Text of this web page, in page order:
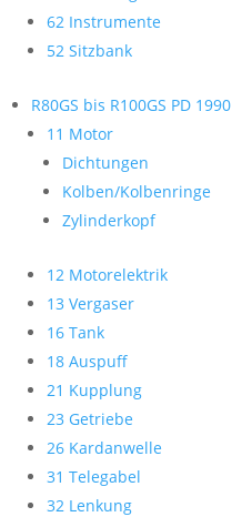
62 Instrumente
52 Sitzbank
R80GS bis R100GS PD 1990
11 Motor
Dichtungen
Kolben/Kolbenringe
Zylinderkopf
12 Motorelektrik
13 Vergaser
16 Tank
18 Auspuff
21 Kupplung
23 Getriebe
26 Kardanwelle
31 Telegabel
32 Lenkung